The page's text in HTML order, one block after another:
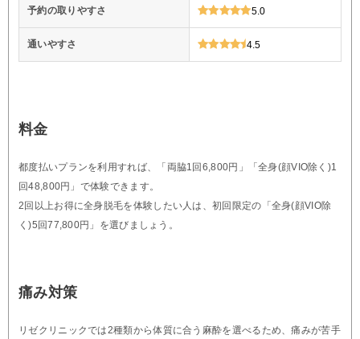
予約の取りやすさ 5.0
通いやすさ 4.5
料金
都度払いプランを利用すれば、「両脇1回6,800円」「全身(顔VIO除く)1
回48,800円」で体験できます。
2回以上お得に全身脱毛を体験したい人は、初回限定の「全身(顔VIO除
く)5回77,800円」を選びましょう。
痛み対策
リゼクリニックでは2種類から体質に合う麻酔を選べるため、痛みが苦手